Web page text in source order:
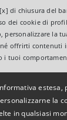
di chiusura del
dei cookie di
personalizzare la
offrirti contenuti
i tuoi
estesa,
la
in qualsiasi